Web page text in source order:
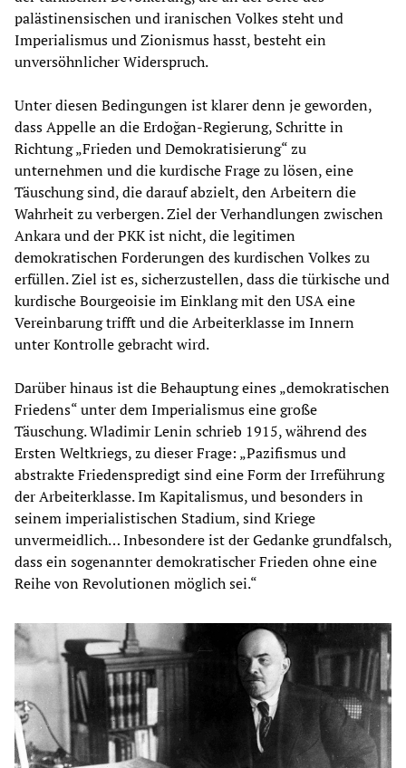
palästinensischen und iranischen Volkes steht und
Imperialismus und Zionismus hasst, besteht ein
unversöhnlicher Widerspruch.
Unter diesen Bedingungen ist klarer denn je geworden,
dass Appelle an die Erdoğan-Regierung, Schritte in
Richtung „Frieden und Demokratisierung“ zu
unternehmen und die kurdische Frage zu lösen, eine
Täuschung sind, die darauf abzielt, den Arbeitern die
Wahrheit zu verbergen. Ziel der Verhandlungen zwischen
Ankara und der PKK ist nicht, die legitimen
demokratischen Forderungen des kurdischen Volkes zu
erfüllen. Ziel ist es, sicherzustellen, dass die türkische und
kurdische Bourgeoisie im Einklang mit den USA eine
Vereinbarung trifft und die Arbeiterklasse im Innern
unter Kontrolle gebracht wird.
Darüber hinaus ist die Behauptung eines „demokratischen
Friedens“ unter dem Imperialismus eine große
Täuschung. Wladimir Lenin schrieb 1915, während des
Ersten Weltkriegs, zu dieser Frage: „Pazifismus und
abstrakte Friedenspredigt sind eine Form der Irreführung
der Arbeiterklasse. Im Kapitalismus, und besonders in
seinem imperialistischen Stadium, sind Kriege
unvermeidlich… Inbesondere ist der Gedanke grundfalsch,
dass ein sogenannter demokratischer Frieden ohne eine
Reihe von Revolutionen möglich sei.“